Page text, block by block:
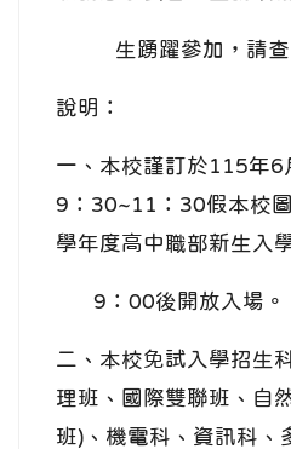
生踴躍參加，請查
說明：
一、本校謹訂於115年6
9：30~11：30假本校
學年度高中職部新生入
9：00後開放入場。
二、本校免試入學招生
理班、國際雙聯班、自
班)、機電科、資訊科、